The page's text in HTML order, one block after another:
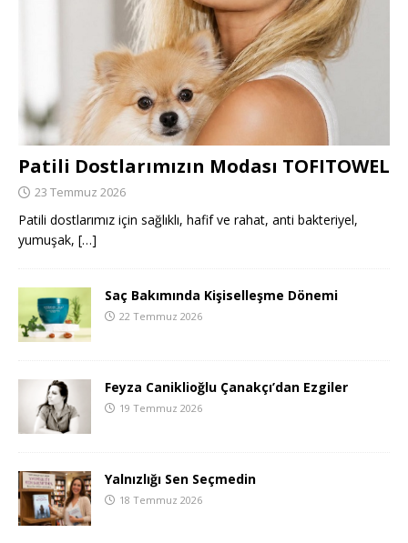
Patili Dostlarımızın Modası TOFITOWEL
23 Temmuz 2026
Patili dostlarımız için sağlıklı, hafif ve rahat, anti bakteriyel,
yumuşak, […]
Saç Bakımında Kişiselleşme Dönemi
22 Temmuz 2026
Feyza Caniklioğlu Çanakçı’dan Ezgiler
19 Temmuz 2026
Yalnızlığı Sen Seçmedin
18 Temmuz 2026